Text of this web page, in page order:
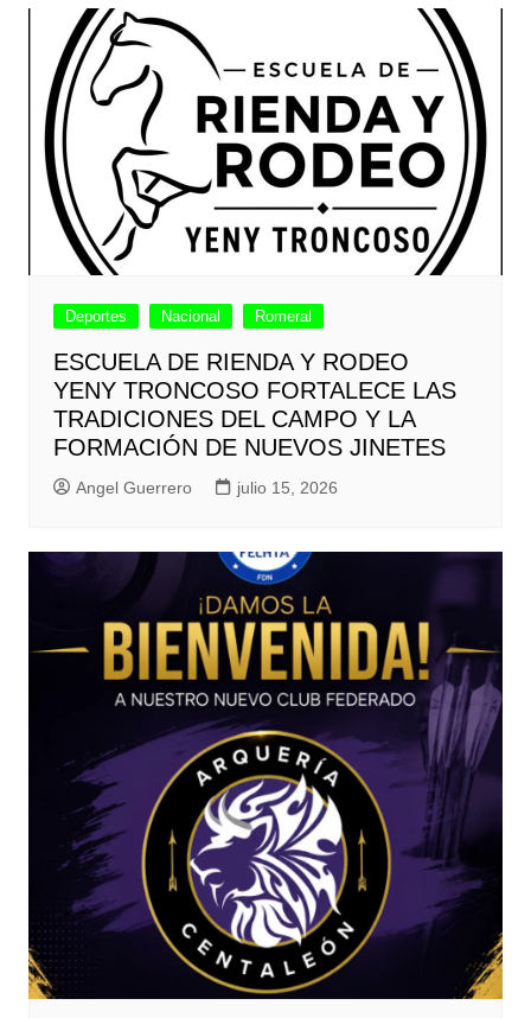
Deportes Nacional Romeral
ESCUELA DE RIENDA Y RODEO
YENY TRONCOSO FORTALECE LAS
TRADICIONES DEL CAMPO Y LA
FORMACIÓN DE NUEVOS JINETES
Angel Guerrero julio 15, 2026